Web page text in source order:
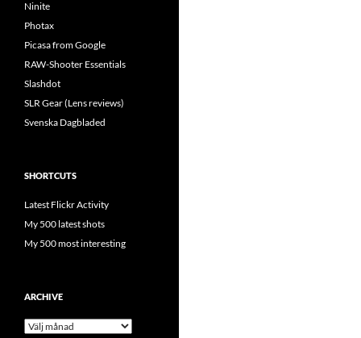
Ninite
Photax
Picasa from Google
RAW-Shooter Essentials
Slashdot
SLR Gear (Lens reviews)
Svenska Dagbladed
SHORTCUTS
Latest Flickr Activity
My 500 latest shots
My 500 most interesting
ARCHIVE
Archive